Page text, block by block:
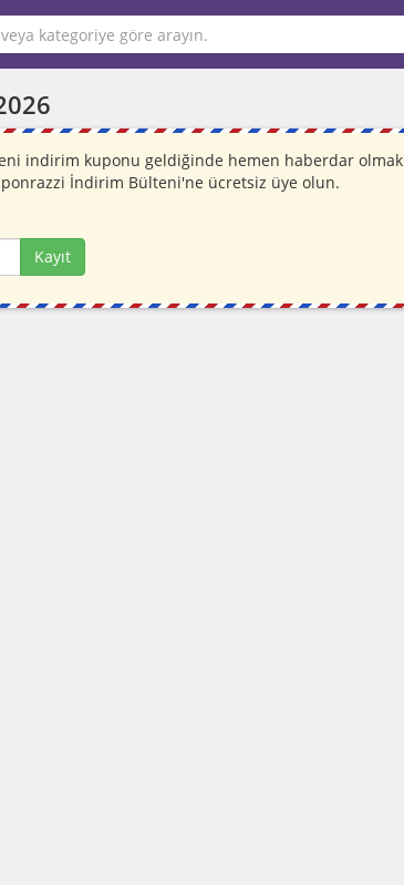
indirim kuponu geldiğinde hemen haberdar olmak
İndirim Bülteni'ne ücretsiz üye olun.
Kayıt